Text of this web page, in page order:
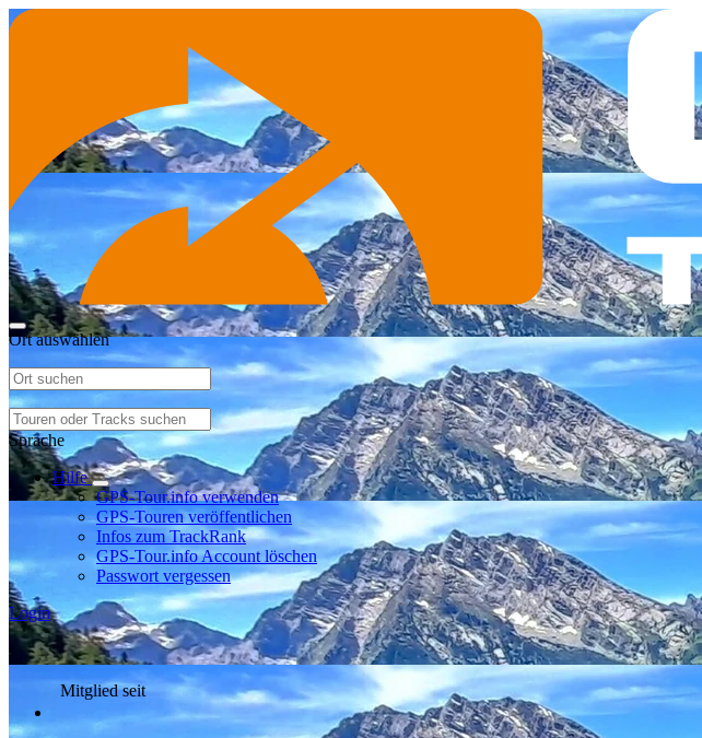
Ort auswählen
Sprache
Hilfe
GPS-Tour.info verwenden
GPS-Touren veröffentlichen
Infos zum TrackRank
GPS-Tour.info Account löschen
Passwort vergessen
Login
Mitglied seit